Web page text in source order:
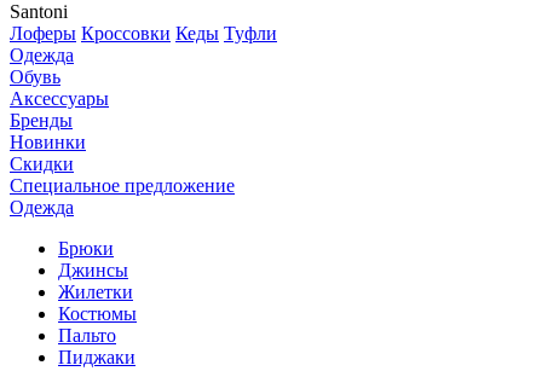
Santoni
Лоферы Кроссовки Кеды Туфли
Одежда
Обувь
Аксессуары
Бренды
Новинки
Скидки
Специальное предложение
Одежда
Брюки
Джинсы
Жилетки
Костюмы
Пальто
Пиджаки